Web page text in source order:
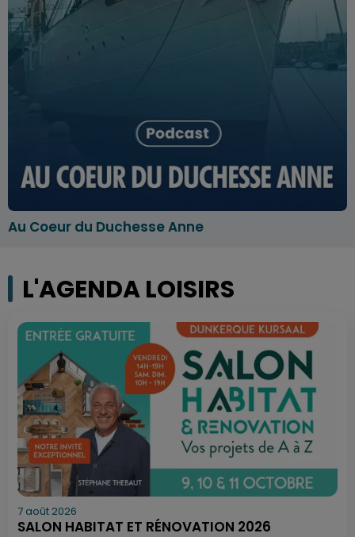
Au Coeur du Duchesse Anne
L'AGENDA LOISIRS
7 août 2026
SALON HABITAT ET RÉNOVATION 2026